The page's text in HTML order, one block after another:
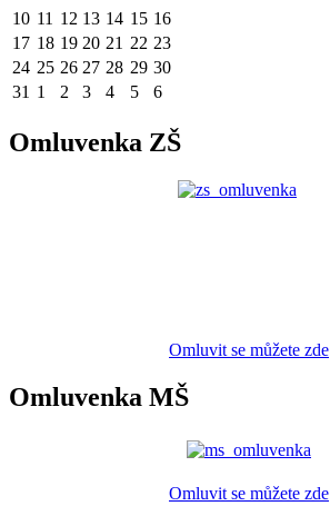
10 11 12 13 14 15 16
17 18 19 20 21 22 23
24 25 26 27 28 29 30
31 1 2 3 4 5 6
Omluvenka ZŠ
Omluvit se můžete zde
Omluvenka MŠ
Omluvit se můžete zde